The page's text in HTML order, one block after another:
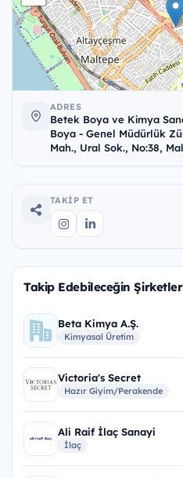
ADRES
Betek Boya ve Kimya
Boya - Genel Müdürlük
Mah., Ural Sok., No:38,
TAKIP ET
Takip Edebileceğin Şirketler
Beta Kimya A.Ş.
Kimyasal Üretim
Victoria's Secret
Hazır Giyim/Perakende
Ali Raif İlaç Sanayi
İlaç